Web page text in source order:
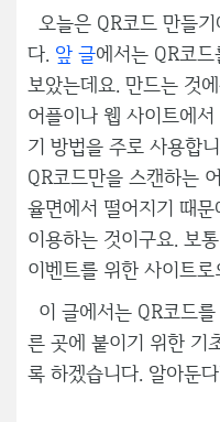
오늘은 QR코드 만들
다. 앞 글에서는 QR코
보았는데요. 만드는 것
어플이나 웹 사이트에
기 방법을 주로 사용합
QR코드만을 스캔하는
율면에서 떨어지기 때
이용하는 것이구요. 보
이벤트를 위한 사이트
이 글에서는 QR코드
른 곳에 붙이기 위한 기
록 하겠습니다. 알아둔